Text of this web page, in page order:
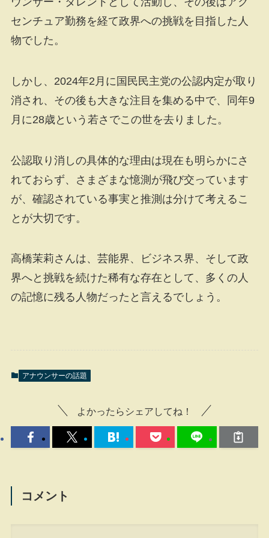
センチュア勤務を経て政界への挑戦を目指した人
物でした。
しかし、2024年2月に国民民主党の公認内定が取り
消され、その後も大きな注目を集める中で、同年9
月に28歳という若さでこの世を去りました。
公認取り消しの具体的な理由は現在も明らかにさ
れておらず、さまざまな憶測が飛び交っています
が、確認されている事実と推測は分けて考えるこ
とが大切です。
高橋茉莉さんは、芸能界、ビジネス界、そして政
界へと挑戦を続けた稀有な存在として、多くの人
の記憶に残る人物だったと言えるでしょう。
アナウンサーの話題
よかったらシェアしてね！
コメント